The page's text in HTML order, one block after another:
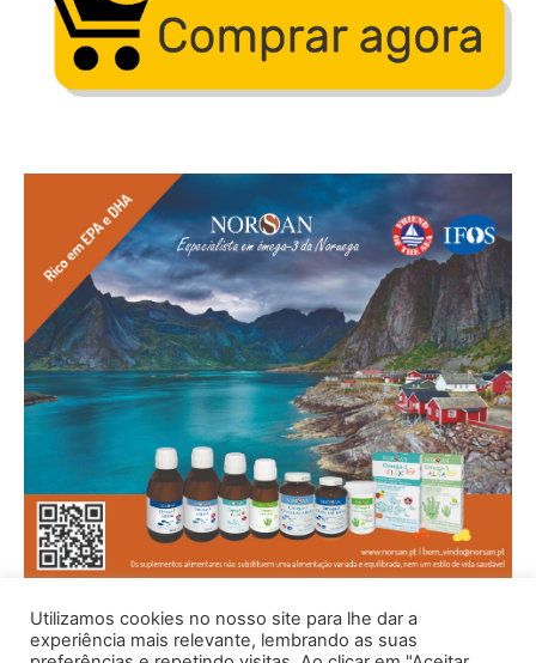
Utilizamos cookies no nosso site para lhe dar a
experiência mais relevante, lembrando as suas